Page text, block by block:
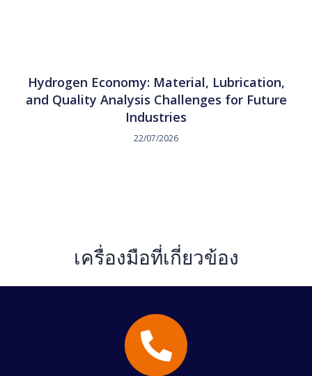
Hydrogen Economy: Material, Lubrication,
and Quality Analysis Challenges for Future
Industries
22/07/2026
เครื่องมือที่เกี่ยวข้อง